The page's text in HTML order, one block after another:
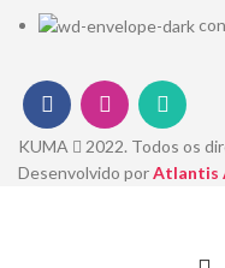
KUMA
2022. Todos os
Desenvolvido porAtlantis